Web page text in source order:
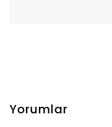
Yorumlar